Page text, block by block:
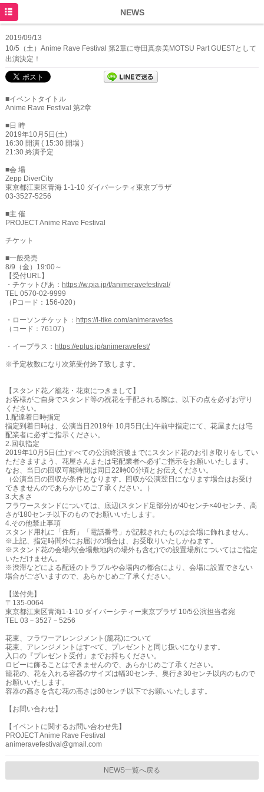
NEWS
2019/09/13
10/5（土）Anime Rave Festival 第2章に寺田真奈美MOTSU Part GUESTとして
出演決定！
■イベントタイトル
Anime Rave Festival 第2章
■日 時
2019年10月5日(土)
16:30 開演 ( 15:30 開場 )
21:30 終演予定
■会 場
Zepp DiverCity
東京都江東区青海 1-1-10 ダイバーシティ東京プラザ
03-3527-5256
■主 催
PROJECT Anime Rave Festival
チケット
■一般発売
8/9（金）19:00～
【受付URL】
・チケットぴあ： https://w.pia.jp/t/animeravefestival/
TEL 0570-02-9999
（Pコード：156-020）
・ローソンチケット： https://l-tike.com/animeravefes
（コード：76107）
・イープラス： https://eplus.jp/animeravefest/
※予定枚数になり次第受付終了致します。
【スタンド花／籠花・花束につきまして】
お客様がご自身でスタンド等の祝花を手配される際は、以下の点を必ずお守り
ください。
1.配達着日時指定
指定到着日時は、公演当日2019年 10月5日(土)午前中指定にて、花屋または宅
配業者に必ずご指示ください。
2.回収指定
2019年10月5日(土)すべての公演終演後までにスタンド花のお引き取りをしてい
ただきますよう、花屋さんまたは宅配業者へ必ずご指示をお願いいたします。
なお、当日の回収可能時間は同日22時00分頃とお伝えください。
（公演当日の回収が条件となります。回収が公演翌日になります場合はお受け
できませんのであらかじめご了承ください。）
3.大きさ
フラワースタンドについては、底辺(スタンド足部分)が40センチ×40センチ、高
さが180センチ以下のものでお願いいたします。
4.その他禁止事項
スタンド用札に「住所」「電話番号」が記載されたものは会場に飾れません。
※上記、指定時間外にお届けの場合は、お受取りいたしかねます。
※スタンド花の会場内(会場敷地内の場外も含む)での設置場所についてはご指定
いただけません。
※渋滞などによる配達のトラブルや会場内の都合により、会場に設置できない
場合がございますので、あらかじめご了承ください。
【送付先】
〒135-0064
東京都江東区青海1-1-10 ダイバーシティー東京プラザ 10/5公演担当者宛
TEL 03－3527－5256
花束、フラワーアレンジメント(籠花)について
花束、アレンジメントはすべて、プレゼントと同じ扱いになります。
入口の『プレゼント受付』までお持ちください。
ロビーに飾ることはできませんので、あらかじめご了承ください。
籠花の、花を入れる容器のサイズは幅30センチ、奥行き30センチ以内のもので
お願いいたします。
容器の高さを含む花の高さは80センチ以下でお願いいたします。
【お問い合わせ】
【イベントに関するお問い合わせ先】
PROJECT Anime Rave Festival
animeravefestival@gmail.com
NEWS一覧へ戻る
NEWS
SCHEDULE
DISCOGRAPHY
PROFILE